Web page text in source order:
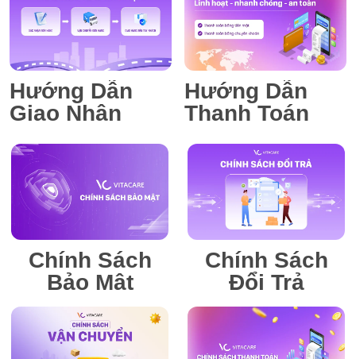
Hướng Dẫn
Giao Nhận
Hướng Dẫn
Thanh Toán
Chính Sách
Bảo Mật
Chính Sách
Đổi Trả